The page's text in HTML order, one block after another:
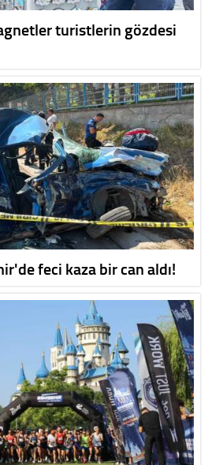
turistlerin gözdesi
feci kaza bir can aldı!